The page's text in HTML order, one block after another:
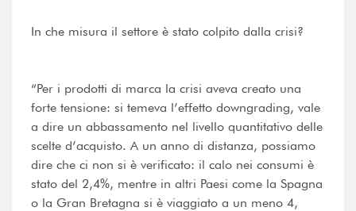
In che misura il settore è stato colpito dalla crisi?
“Per i prodotti di marca la crisi aveva creato una
forte tensione: si temeva l’effetto downgrading, vale
a dire un abbassamento nel livello quantitativo delle
scelte d’acquisto. A un anno di distanza, possiamo
dire che ci non si è verificato: il calo nei consumi è
stato del 2,4%, mentre in altri Paesi come la Spagna
o la Gran Bretagna si è viaggiato a un meno 4,